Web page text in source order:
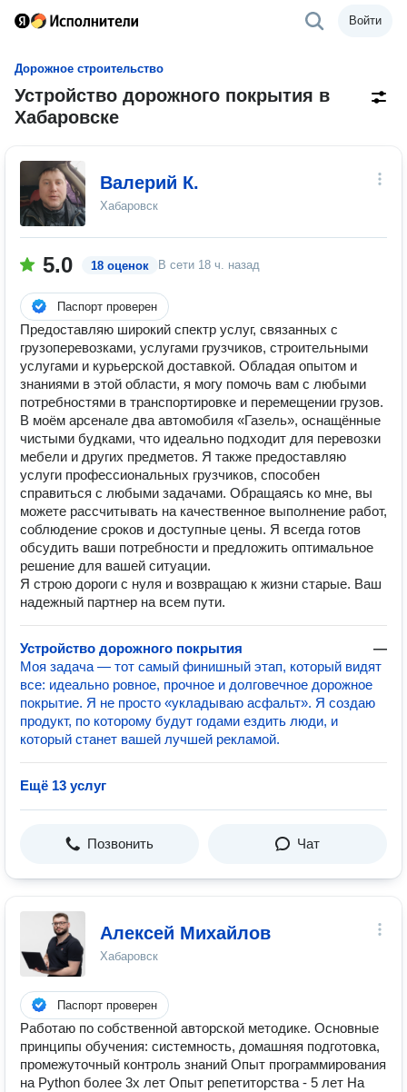
Войти
Дорожное строительство
Устройство дорожного покрытия в
Хабаровске
Валерий К.
Хабаровск
5.0 18 оценок В сети 18 ч. назад
Паспорт проверен
Предоставляю широкий спектр услуг, связанных с
грузоперевозками, услугами грузчиков, строительными
услугами и курьерской доставкой. Обладая опытом и
знаниями в этой области, я могу помочь вам с любыми
потребностями в транспортировке и перемещении грузов.
В моём арсенале два автомобиля «Газель», оснащённые
чистыми будками, что идеально подходит для перевозки
мебели и других предметов. Я также предоставляю
услуги профессиональных грузчиков, способен
справиться с любыми задачами. Обращаясь ко мне, вы
можете рассчитывать на качественное выполнение работ,
соблюдение сроков и доступные цены. Я всегда готов
обсудить ваши потребности и предложить оптимальное
решение для вашей ситуации.
Я строю дороги с нуля и возвращаю к жизни старые. Ваш
надежный партнер на всем пути.
Устройство дорожного покрытия
—
Моя задача — тот самый финишный этап, который видят
все: идеально ровное, прочное и долговечное дорожное
покрытие. Я не просто «укладываю асфальт». Я создаю
продукт, по которому будут годами ездить люди, и
который станет вашей лучшей рекламой.
Ещё 13 услуг
Позвонить Чат
Алексей Михайлов
Хабаровск
Паспорт проверен
Работаю по собственной авторской методике. Основные
принципы обучения: системность, домашняя подготовка,
промежуточный контроль знаний Опыт программирования
на Python более 3х лет Опыт репетиторства - 5 лет На